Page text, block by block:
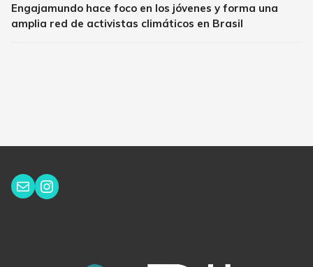
Engajamundo hace foco en los jóvenes y forma una
amplia red de activistas climáticos en Brasil
Correo electrónico
Instagram